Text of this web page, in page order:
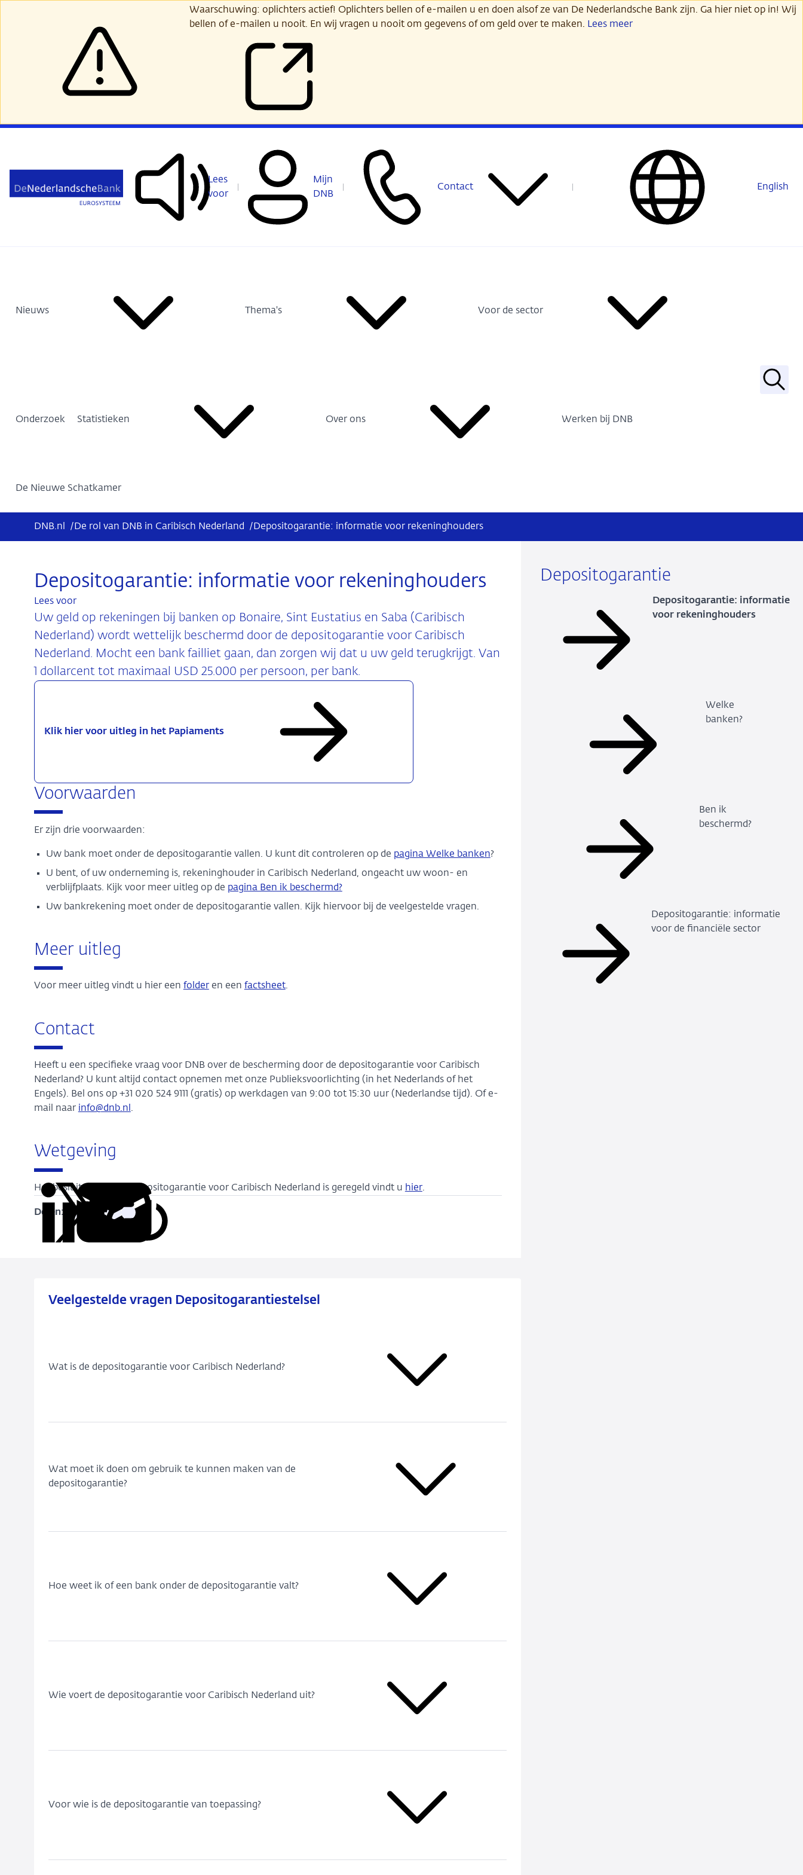
Waarschuwing: oplichters actief! Oplichters bellen of e-mailen u en doen alsof ze van De Nederlandsche Bank zijn. Ga hier niet op in! Wij
bellen of e-mailen u nooit. En wij vragen u nooit om gegevens of om geld over te maken. Lees meer
Lees
voor
Mijn
DNB
Contact English
Nieuws Thema's Voor de sector
Onderzoek Statistieken Over ons Werken bij DNB
De Nieuwe Schatkamer
Zoek
DNB.nl / De rol van DNB in Caribisch Nederland / Depositogarantie: informatie voor rekeninghouders
Depositogarantie
Depositogarantie: informatie
voor rekeninghouders
Welke
banken?
Ben ik
beschermd?
Depositogarantie: informatie
voor de financiële sector
Depositogarantie: informatie voor rekeninghouders
Lees voor
Uw geld op rekeningen bij banken op Bonaire, Sint Eustatius en Saba (Caribisch
Nederland) wordt wettelijk beschermd door de depositogarantie voor Caribisch
Nederland. Mocht een bank failliet gaan, dan zorgen wij dat u uw geld terugkrijgt. Van
1 dollarcent tot maximaal USD 25.000 per persoon, per bank.
Klik hier voor uitleg in het Papiaments
Voorwaarden
Er zijn drie voorwaarden:
Uw bank moet onder de depositogarantie vallen. U kunt dit controleren op de pagina Welke banken?
U bent, of uw onderneming is, rekeninghouder in Caribisch Nederland, ongeacht uw woon- en
verblijfplaats. Kijk voor meer uitleg op de pagina Ben ik beschermd?
Uw bankrekening moet onder de depositogarantie vallen. Kijk hiervoor bij de veelgestelde vragen.
Meer uitleg
Voor meer uitleg vindt u hier een folderen een factsheet.
Contact
Heeft u een specifieke vraag voor DNB over de bescherming door de depositogarantie voor Caribisch
Nederland? U kunt altijd contact opnemen met onze Publieksvoorlichting (in het Nederlands of het
Engels). Bel ons op +31 020 524 9111 (gratis) op werkdagen van 9:00 tot 15:30 uur (Nederlandse tijd). Of e-
mail naar info@dnb.nl.
Wetgeving
Het besluit waarin de depositogarantie voor Caribisch Nederland is geregeld vindt u hier.
Delen:
Deel
via
DeelDeelKopieer
Veelgestelde vragen Depositogarantiestelsel
Wat is de depositogarantie voor Caribisch Nederland?
Wat moet ik doen om gebruik te kunnen maken van de
depositogarantie?
Hoe weet ik of een bank onder de depositogarantie valt?
Wie voert de depositogarantie voor Caribisch Nederland uit?
Voor wie is de depositogarantie van toepassing?